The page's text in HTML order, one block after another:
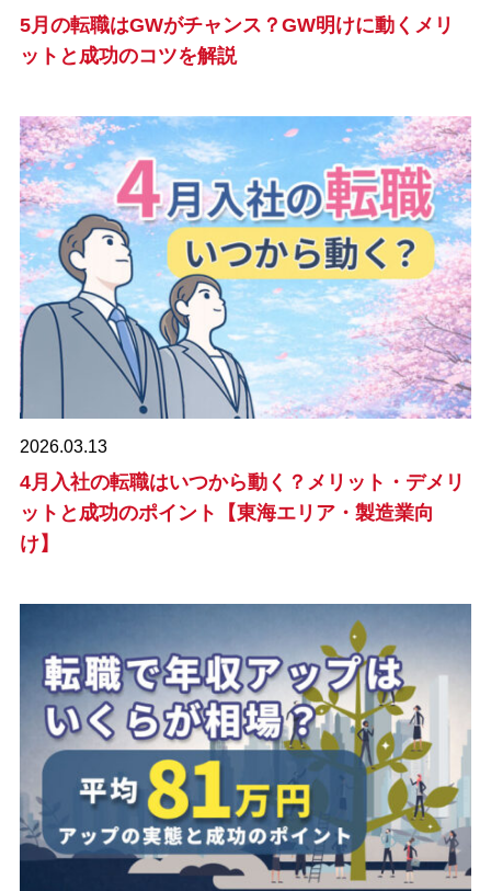
5月の転職はGWがチャンス？GW明けに動くメリ
ットと成功のコツを解説
2026.03.13
4月入社の転職はいつから動く？メリット・デメリ
ットと成功のポイント【東海エリア・製造業向
け】